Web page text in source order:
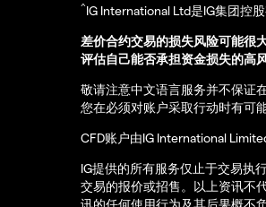
^IG International Ltd是IG集团控
差价合约交易的损失风险可能很
评估自己能否承担资金损失的高风
敬请注意中文语言服务并不保证
您在必须对账户采取行动时有可
CFD账户由IG International
IG提供的所有服务仅止于交易执
交易的报价或招售。以上资讯不